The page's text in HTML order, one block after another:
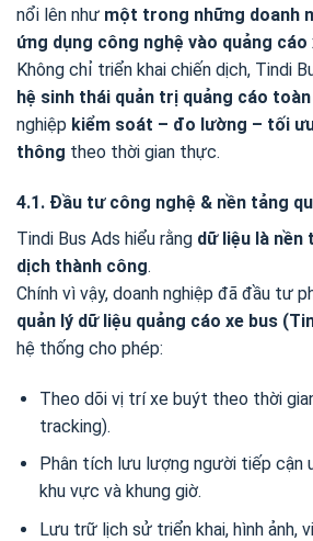
nổi lên như một trong những doanh
ứng dụng công nghệ vào quảng
Không chỉ triển khai chiến dịch, Tindi
hệ sinh thái quản trị quảng cáo
nghiệp kiểm soát – đo lường – tối
thông theo thời gian thực.
4.1. Đầu tư công nghệ & nền tảng
Tindi Bus Ads hiểu rằng dữ liệu là nền
dịch thành công.
Chính vì vậy, doanh nghiệp đã đầu tư
quản lý dữ liệu quảng cáo xe bus
hệ thống cho phép:
Theo dõi vị trí xe buýt theo thời
tracking).
Phân tích lưu lượng người tiếp cận
khu vực và khung giờ.
Lưu trữ lịch sử triển khai, hình ảnh,